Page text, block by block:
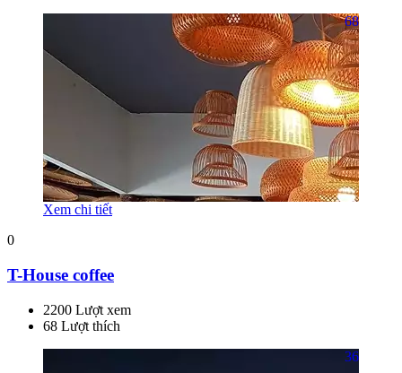
68
Xem chi tiết
0
T-House coffee
2200 Lượt xem
68 Lượt thích
36